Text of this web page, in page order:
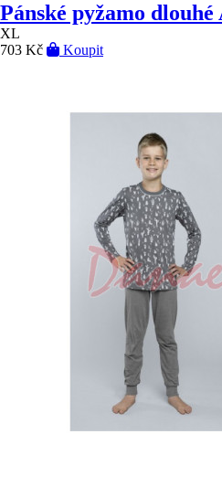
Pánské pyžamo
XL
703 Kč
Koupit